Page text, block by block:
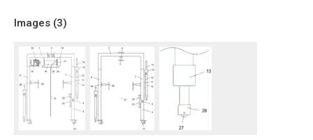
Images (3)